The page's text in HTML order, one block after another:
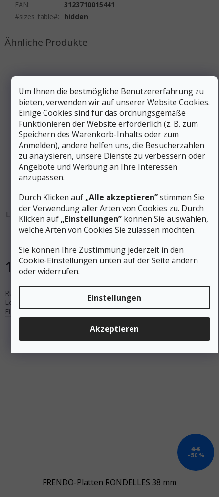
Um Ihnen die bestmögliche Benutzererfahrung zu
bieten, verwenden wir auf unserer Website Cookies.
Einige Cookies sind für das ordnungsgemäße
Funktionieren der Website erforderlich (z. B. zum
Speichern des Warenkorb-Inhalts oder zum
Anmelden), andere helfen uns, die Besucherzahlen
zu analysieren, unsere Dienste zu verbessern oder
Angebote und Werbung an Ihre Interessen
anzupassen.
Durch Klicken auf „Alle akzeptieren”stimmen Sie
der Verwendung aller Arten von Cookies zu. Durch
Klicken auf „Einstellungen” können Sie auswählen,
welche Arten von Cookies Sie zulassen möchten.
Sie können Ihre Zustimmung jederzeit in den
Cookie-Einstellungen unten auf der Seite ändern
oder widerrufen.
Einstellungen
Akzeptieren
EAN:
3123710015441
#sizes_table#: hidden
LEKI Trekking Gummiendkappe RUBBER PAD TREKKING
schwarz - schwarz
10 €
RUBBER PAD Endkappe für gepflasterte Straßen mit langer
Lebensdauer dank der vulkanisierten Mischung, die dämpfende
Eigenschaften hat.
6 €
–50 %
FRENDO-Platten RONDELLES 38 mm